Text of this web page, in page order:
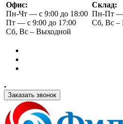
Офис:
Пн-Чт — с 9:00 до 18:00
Пт — с 9:00 до 17:00
Сб, Вс – Выходной
Склад:
Пн-Пт —
Сб, Вс –
Заказать звонок